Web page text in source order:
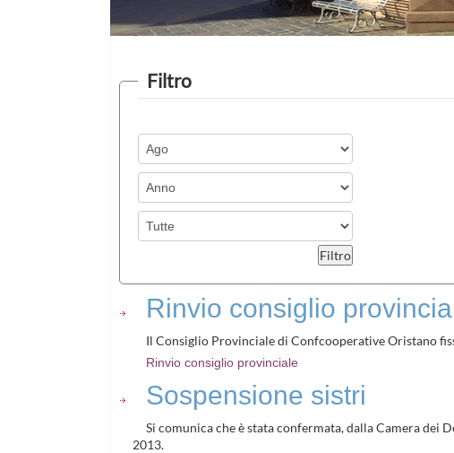
Filtro
Rinvio consiglio
Il Consiglio Provinciale di Confcooperative Oristano
Rinvio consiglio provinciale
Sospensione sistri
Si comunica che è stata confermata, dalla Camera dei
2013.